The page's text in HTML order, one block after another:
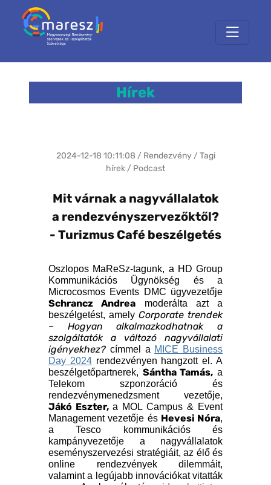
Hírek
2024-12-18 10:11:08 / Rendezvény / Tagi
hírek / Podcast
Mit várnak a nagyvállalatok
a rendezvényszervezőktől?
- Turizmus Café beszélgetés
Oszlopos MaReSz-tagunk, a HD Group
Kommunikációs Ügynökség és a
Microcosmos Events DMC ügyvezetője
Schrancz Andrea moderálta azt a
beszélgetést, amely Corporate trendek
– Hogyan alkalmazkodhatnak a
szolgáltatók a változó nagyvállalati
igényekhez? címmel a MICE Business
Day 2024rendezvényen hangzott el. A
beszélgetőpartnerek, Sántha Tamás, a
Telekom szponzoráció és
rendezvénymenedzsment vezetője,
Jákó Eszter, a MOL Campus & Event
Management vezetője és Hevesi Nóra,
a Tesco kommunikációs és
kampányvezetője a nagyvállalatok
eseményszervezési stratégiáit, az élő és
online rendezvények dilemmáit,
valamint a legújabb innovációkat vitatták